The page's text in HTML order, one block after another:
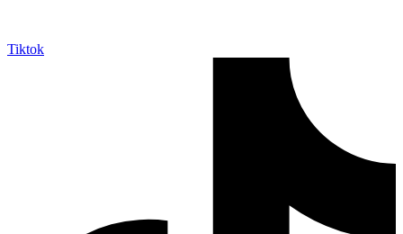
Tiktok